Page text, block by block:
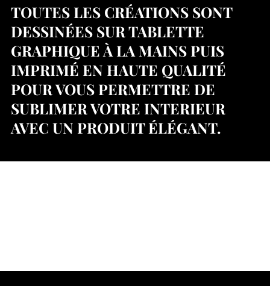
TOUTES LES CRÉATIONS SONT
DESSINÉES SUR TABLETTE
GRAPHIQUE À LA MAINS PUIS
IMPRIMÉ EN HAUTE QUALITÉ
POUR VOUS PERMETTRE DE
SUBLIMER VOTRE INTERIEUR
AVEC UN PRODUIT ÉLÉGANT.